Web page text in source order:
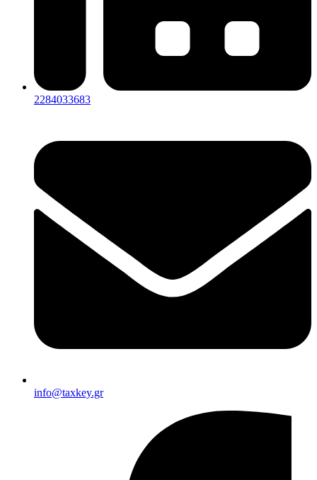
2284033683
info@taxkey.gr